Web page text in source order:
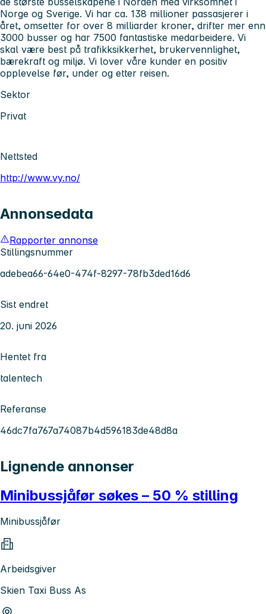
Norge og Sverige. Vi har ca. 138 millioner passasjerer i
året, omsetter for over 8 milliarder kroner, drifter mer enn
3000 busser og har 7500 fantastiske medarbeidere. Vi
skal være best på trafikksikkerhet, brukervennlighet,
bærekraft og miljø. Vi lover våre kunder en positiv
opplevelse før, under og etter reisen.
Sektor
Privat
Nettsted
http://www.vy.no/
Annonsedata
Rapporter annonse
Stillingsnummer
adebea66-64e0-474f-8297-78fb3ded16d6
Sist endret
20. juni 2026
Hentet fra
talentech
Referanse
46dc7fa767a74087b4d596183de48d8a
Lignende annonser
Minibussjåfør søkes – 50 % stilling
Minibussjåfør
Arbeidsgiver
Skien Taxi Buss As